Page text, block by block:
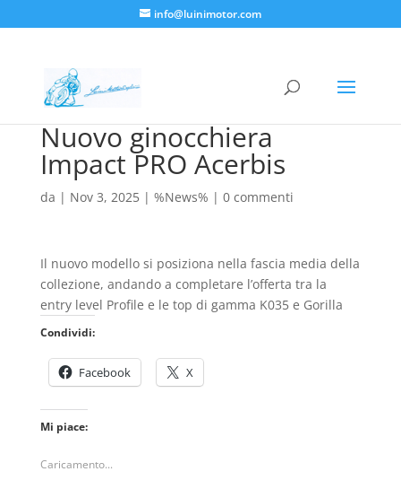
info@luinimotor.com
Nuovo ginocchiera
Impact PRO Acerbis
da | Nov 3, 2025| %News% | 0 commenti
Il nuovo modello si posiziona nella fascia media della
collezione, andando a completare l’offerta tra la
entry level Profile e le top di gamma K035 e Gorilla
Condividi:
Facebook X
Mi piace:
Caricamento...